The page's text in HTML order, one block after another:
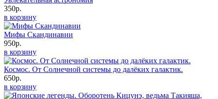
350р.
в корзину
Мифы Скандинавии
950р.
в корзину
Космос. От Солнечной системы до далёких галактик.
650р.
в корзину